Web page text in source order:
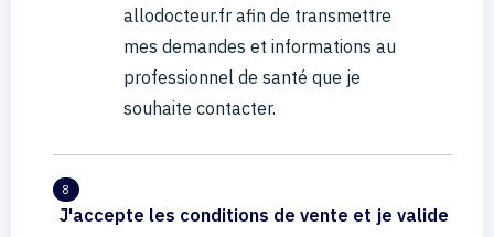
allodocteur.fr afin de transmettre
mes demandes et informations au
professionnel de santé que je
souhaite contacter.
8
J'accepte les conditions de vente et je valide